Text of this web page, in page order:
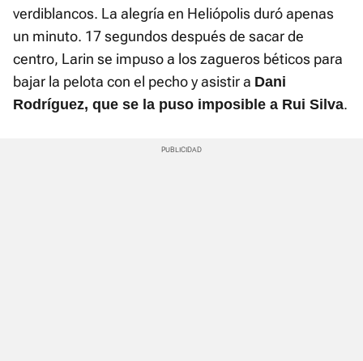
verdiblancos. La alegría en Heliópolis duró apenas
un minuto. 17 segundos después de sacar de
centro, Larin se impuso a los zagueros béticos para
bajar la pelota con el pecho y asistir a Dani
Rodríguez, que se la puso imposible a Rui Silva.